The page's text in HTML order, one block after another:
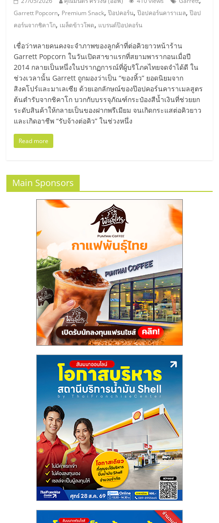
มอี
ไทย,
SMEs,
แฟ
รน
ไชส์,
ที่
ปรึกษา
แฟ
ไชส์,
รวม
แฟ
ไชส์
ขาย
แฟ
ไชส์
Garrett Popcorn, Premium Snack,ป๊อปคอร์น,ป๊อปคอร์นคาราเมล,ป๊อป
คอร์นจากชิคาโก, เมล็ดข้าวโพด, แบรนด์ป๊อปคอร์น
เชื่อว่าหลายคนคงจะจำภาพของลูกค้าที่ต่อคิวยาวหน้าร้าน
Garrett Popcorn ในวันเปิดสาขาแรกที่สยามพารากอนเมื่อปี
2014 กลายเป็นหนึ่งในปรากฏการณ์ที่ผู้บริโภคไทยจดจำได้ดี ใน
ช่วงเวลานั้น Garrett ถูกมองว่าเป็น “ของหิ้ว” ยอดนิยมจาก
สิงคโปร์และมาเลเซีย ด้วยเอกลักษณ์ของป๊อปคอร์นคาราเมลสูตร
ต้นตำรับจากชิคาโก บวกกับบรรจุภัณฑ์กระป๋องสีน้ำเงินที่ช่วยยก
ระดับสินค้าให้กลายเป็นของฝากพรีเมียม จนเกิดกระแสต่อคิวยาว
และเกิดอาชีพ “รับจ้างต่อคิว” ในช่วงหนึ่ง
Read more
Main Sponsors